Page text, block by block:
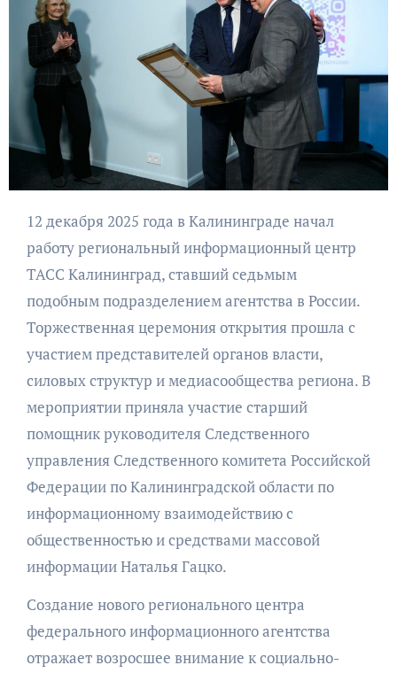
12 декабря 2025 года в Калининграде начал
работу региональный информационный центр
ТАСС Калининград, ставший седьмым
подобным подразделением агентства в России.
Торжественная церемония открытия прошла с
участием представителей органов власти,
силовых структур и медиасообщества региона. В
мероприятии приняла участие старший
помощник руководителя Следственного
управления Следственного комитета Российской
Федерации по Калининградской области по
информационному взаимодействию с
общественностью и средствами массовой
информации Наталья Гацко.
Создание нового регионального центра
федерального информационного агентства
отражает возросшее внимание к социально-